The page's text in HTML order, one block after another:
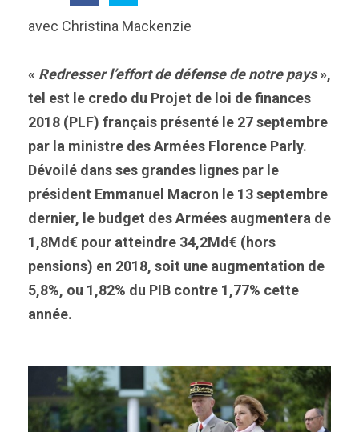
avec Christina Mackenzie
« Redresser l’effort de défense de notre pays»,
tel est le credo du Projet de loi de finances
2018 (PLF) français présenté le 27 septembre
par la ministre des Armées Florence Parly.
Dévoilé dans ses grandes lignes par le
président Emmanuel Macron le 13 septembre
dernier, le budget des Armées augmentera de
1,8Md€ pour atteindre 34,2Md€ (hors
pensions) en 2018, soit une augmentation de
5,8%, ou 1,82% du PIB contre 1,77% cette
année.